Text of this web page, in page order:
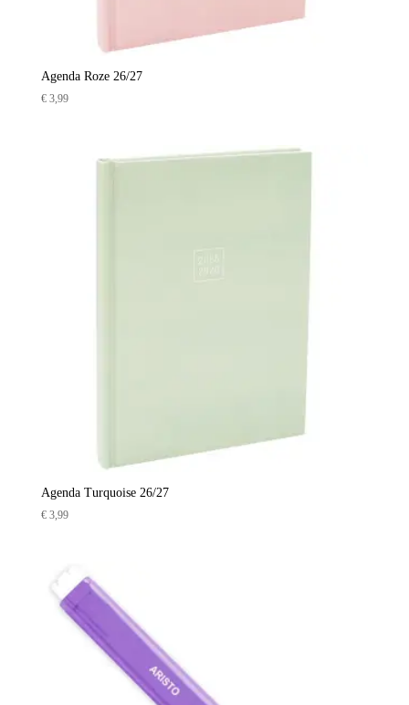
Agenda Roze 26/27
€3,99
Agenda Turquoise 26/27
€3,99